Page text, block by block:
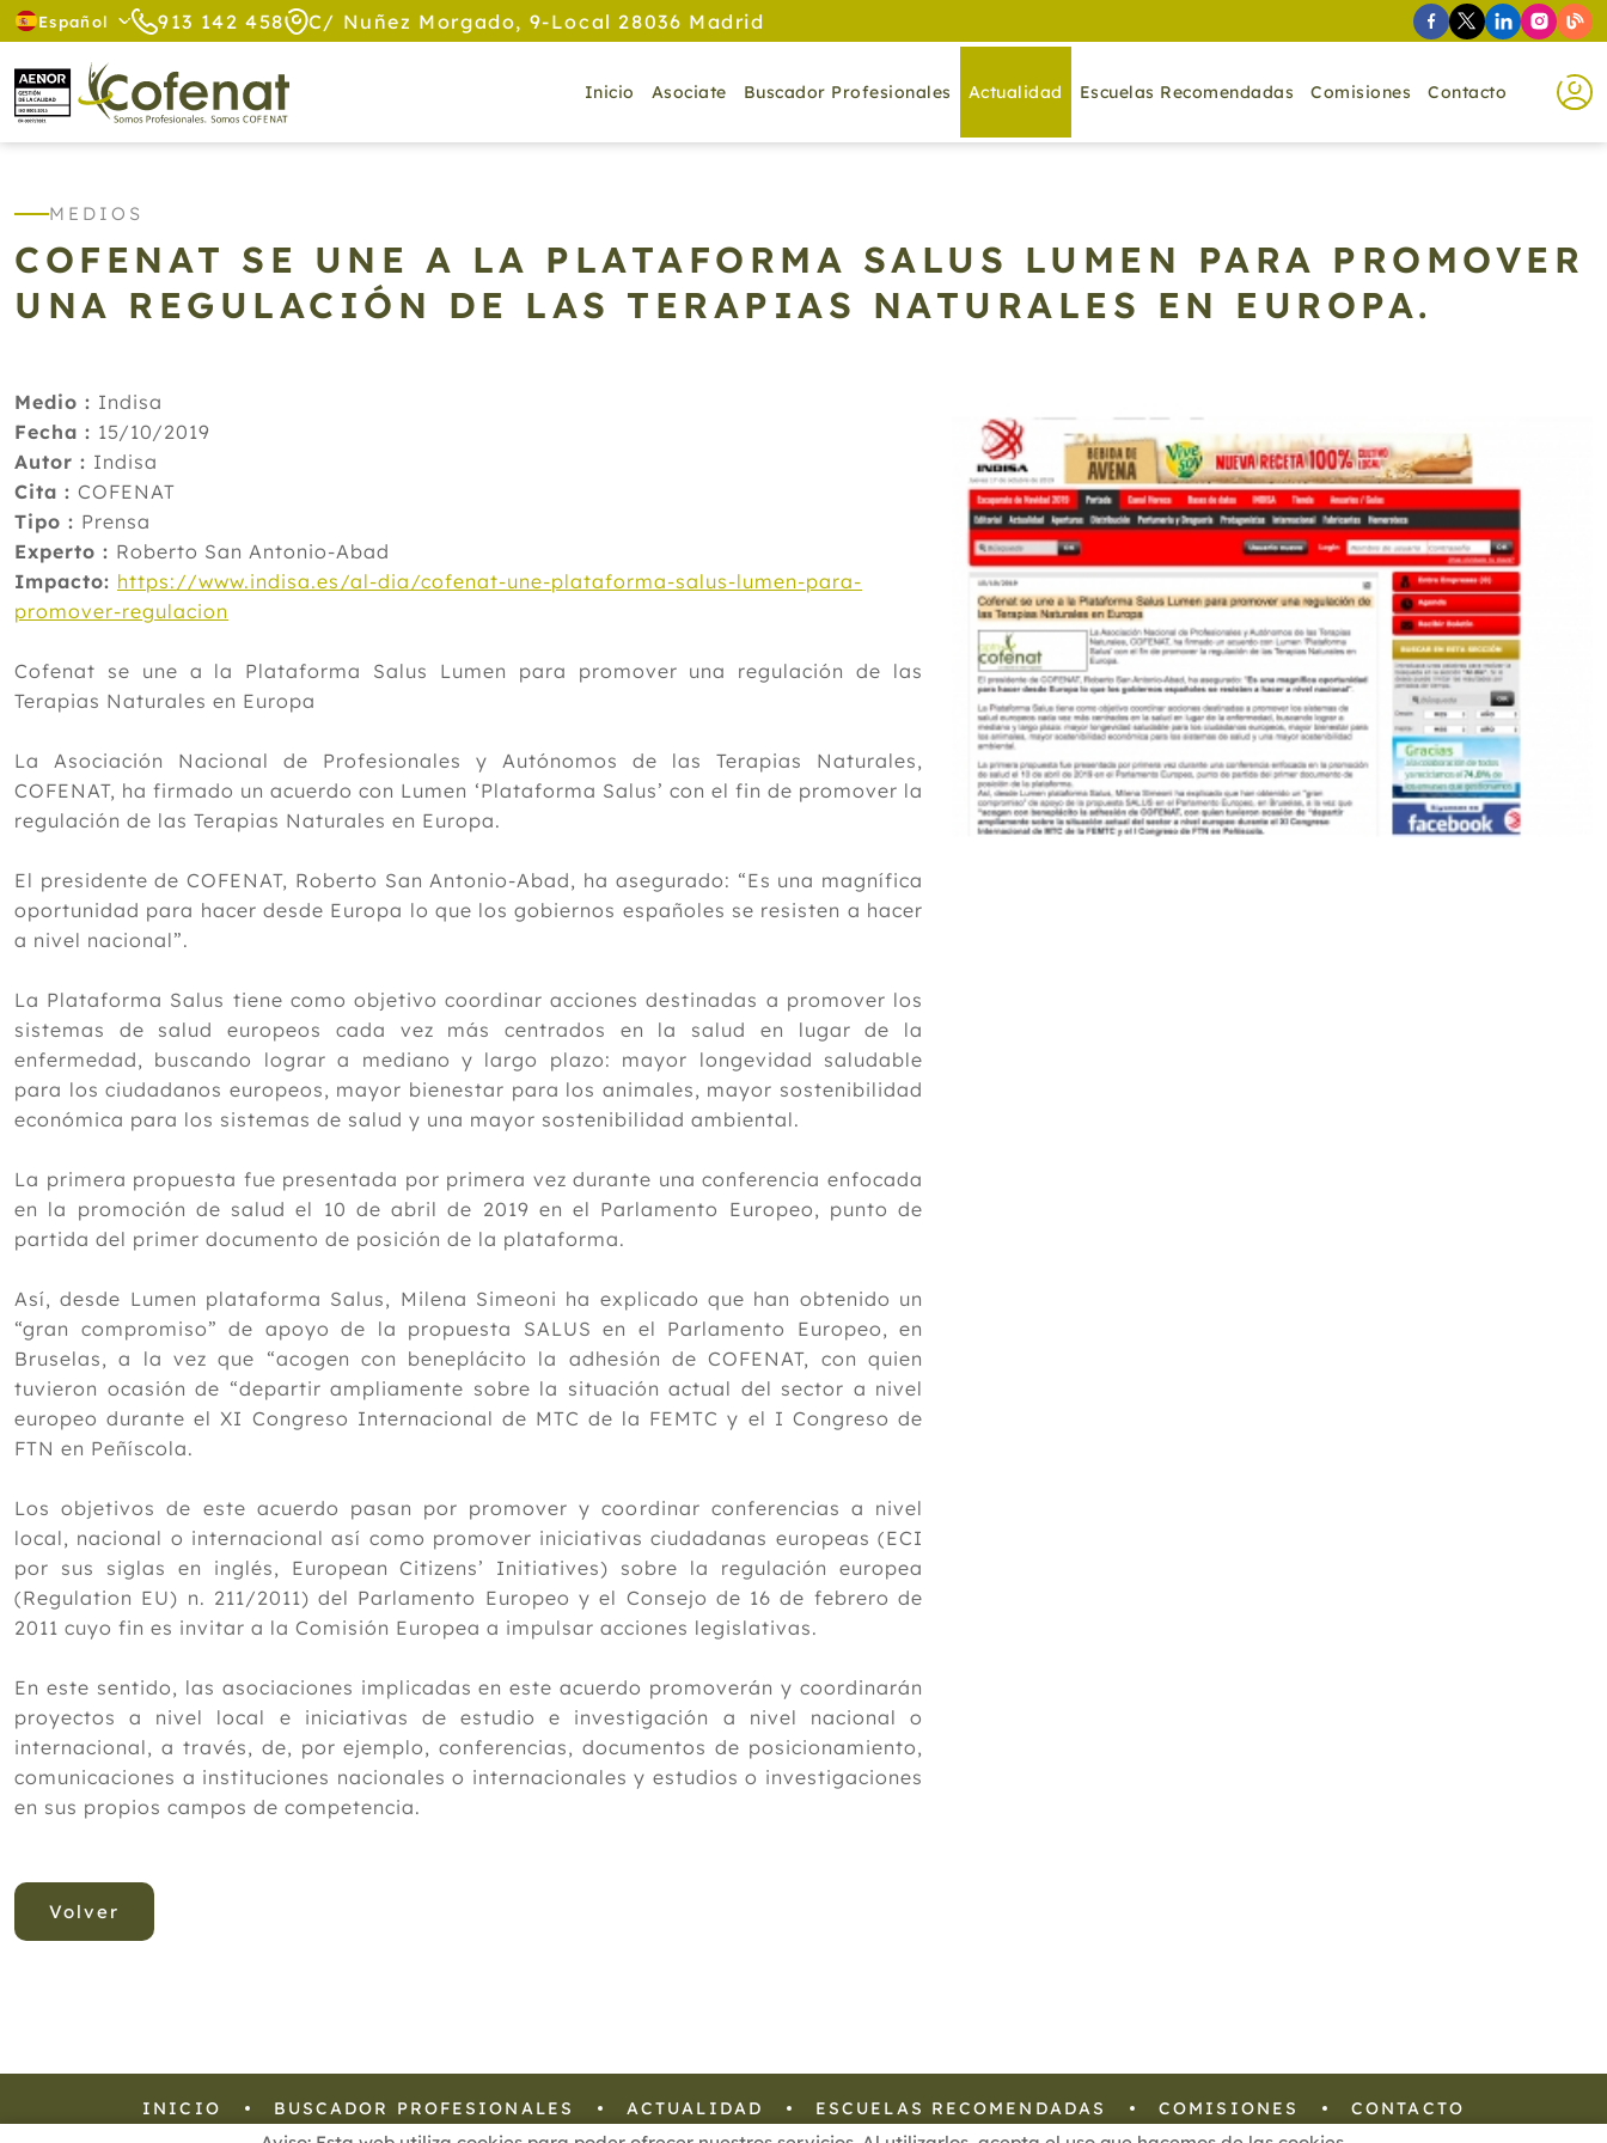
Español 913 142 458 C/ Nuñez Morgado, 9-Local 28036 Madrid
Inicio Asociate Buscador Profesionales Actualidad Escuelas Recomendadas Comisiones Contacto
MEDIOS
COFENAT SE UNE A LA PLATAFORMA SALUS LUMEN PARA PROMOVER
UNA REGULACIÓN DE LAS TERAPIAS NATURALES EN EUROPA.
Medio : Indisa
Fecha : 15/10/2019
Autor : Indisa
Cita : COFENAT
Tipo : Prensa
Experto : Roberto San Antonio-Abad
Impacto: https://www.indisa.es/al-dia/cofenat-une-plataforma-salus-lumen-para-
promover-regulacion
Cofenat se une a la Plataforma Salus Lumen para promover una regulación de las
Terapias Naturales en Europa
La Asociación Nacional de Profesionales y Autónomos de las Terapias Naturales,
COFENAT, ha firmado un acuerdo con Lumen ‘Plataforma Salus’ con el fin de promover la
regulación de las Terapias Naturales en Europa.
El presidente de COFENAT, Roberto San Antonio-Abad, ha asegurado: “Es una magnífica
oportunidad para hacer desde Europa lo que los gobiernos españoles se resisten a hacer
a nivel nacional”.
La Plataforma Salus tiene como objetivo coordinar acciones destinadas a promover los
sistemas de salud europeos cada vez más centrados en la salud en lugar de la
enfermedad, buscando lograr a mediano y largo plazo: mayor longevidad saludable
para los ciudadanos europeos, mayor bienestar para los animales, mayor sostenibilidad
económica para los sistemas de salud y una mayor sostenibilidad ambiental.
La primera propuesta fue presentada por primera vez durante una conferencia enfocada
en la promoción de salud el 10 de abril de 2019 en el Parlamento Europeo, punto de
partida del primer documento de posición de la plataforma.
Así, desde Lumen plataforma Salus, Milena Simeoni ha explicado que han obtenido un
“gran compromiso” de apoyo de la propuesta SALUS en el Parlamento Europeo, en
Bruselas, a la vez que “acogen con beneplácito la adhesión de COFENAT, con quien
tuvieron ocasión de “departir ampliamente sobre la situación actual del sector a nivel
europeo durante el XI Congreso Internacional de MTC de la FEMTC y el I Congreso de
FTN en Peñíscola.
Los objetivos de este acuerdo pasan por promover y coordinar conferencias a nivel
local, nacional o internacional así como promover iniciativas ciudadanas europeas (ECI
por sus siglas en inglés, European Citizens’ Initiatives) sobre la regulación europea
(Regulation EU) n. 211/2011) del Parlamento Europeo y el Consejo de 16 de febrero de
2011 cuyo fin es invitar a la Comisión Europea a impulsar acciones legislativas.
En este sentido, las asociaciones implicadas en este acuerdo promoverán y coordinarán
proyectos a nivel local e iniciativas de estudio e investigación a nivel nacional o
internacional, a través, de, por ejemplo, conferencias, documentos de posicionamiento,
comunicaciones a instituciones nacionales o internacionales y estudios o investigaciones
en sus propios campos de competencia.
Volver
INICIO BUSCADOR PROFESIONALES ACTUALIDAD ESCUELAS RECOMENDADAS COMISIONES CONTACTO